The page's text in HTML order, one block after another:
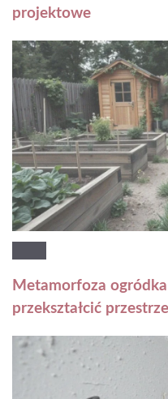
projektowe
Metamorfoza
przekształcić